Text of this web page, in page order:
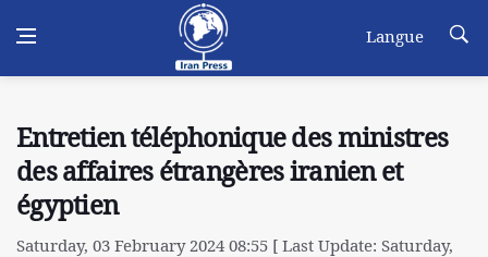
Langue
Entretien téléphonique des ministres
des affaires étrangères iranien et
égyptien
Saturday, 03 February 2024 08:55 [ Last Update: Saturday,